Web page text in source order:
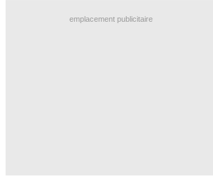
emplacement publicitaire